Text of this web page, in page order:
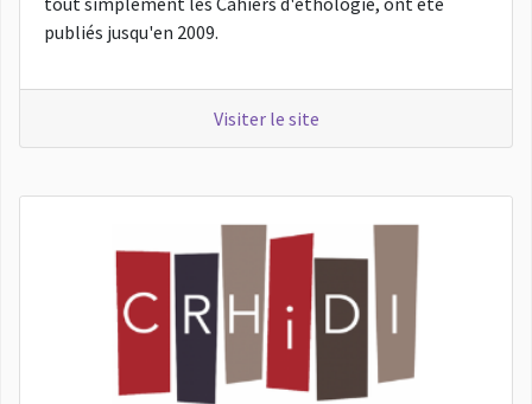
publiés jusqu'en 2009.
Visiter le site